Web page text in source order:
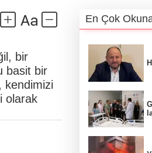
bir
basit bir
kendimizi
olarak
En Çok